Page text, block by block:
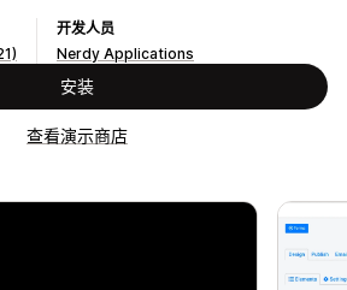
开发人员
Nerdy Applications
安装
查看演示商店